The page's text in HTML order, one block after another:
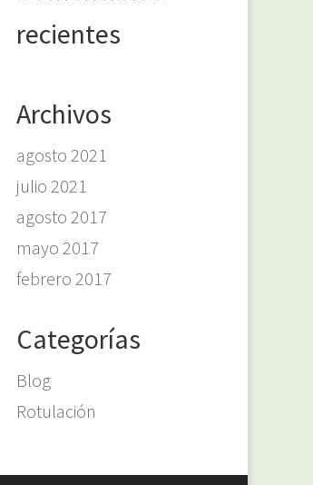
recientes
Archivos
agosto 2021
julio 2021
agosto 2017
mayo 2017
febrero 2017
Categorías
Blog
Rotulación